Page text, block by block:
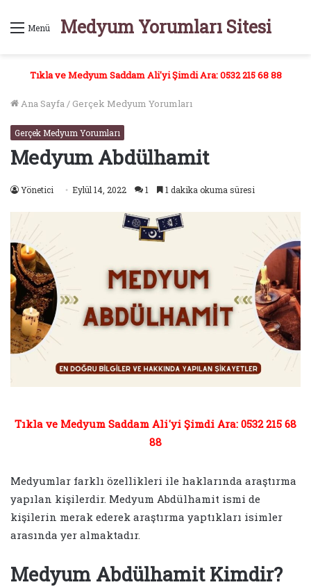
Menü Medyum Yorumları Sitesi
Tıkla ve Medyum Saddam Ali'yi Şimdi Ara: 0532 215 68 88
Ana Sayfa/ Gerçek Medyum Yorumları
Gerçek Medyum Yorumları
Medyum Abdülhamit
Yönetici Eylül 14, 2022 1 1 dakika okuma süresi
Tıkla ve Medyum Saddam Ali'yi Şimdi Ara: 0532 215 68
88
Medyumlar farklı özellikleri ile haklarında araştırma
yapılan kişilerdir. Medyum Abdülhamit ismi de
kişilerin merak ederek araştırma yaptıkları isimler
arasında yer almaktadır.
Medyum Abdülhamit Kimdir?